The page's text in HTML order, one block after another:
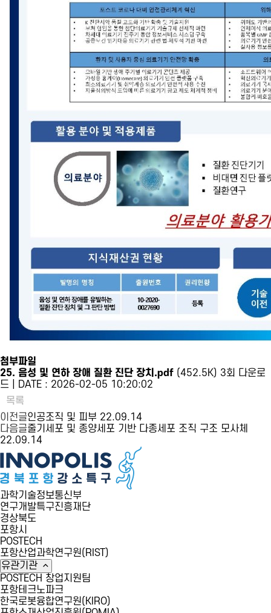
첨부파일
25. 음성 및 연하 장애 질환 진단 장치.pdf (452.5K) 3회 다운로
드 | DATE : 2026-02-05 10:20:02
목록
이전글인공조직 및 피부 22.09.14
다음글줄기세포 및 종양세포 기반 다종세포 조직 구조 모사체
22.09.14
과학기술정보통신부
연구개발특구진흥재단
경상북도
포항시
POSTECH
포항산업과학연구원(RIST)
유관기관
POSTECH 창업지원팀
포항테크노파크
한국로봇융합연구원(KIRO)